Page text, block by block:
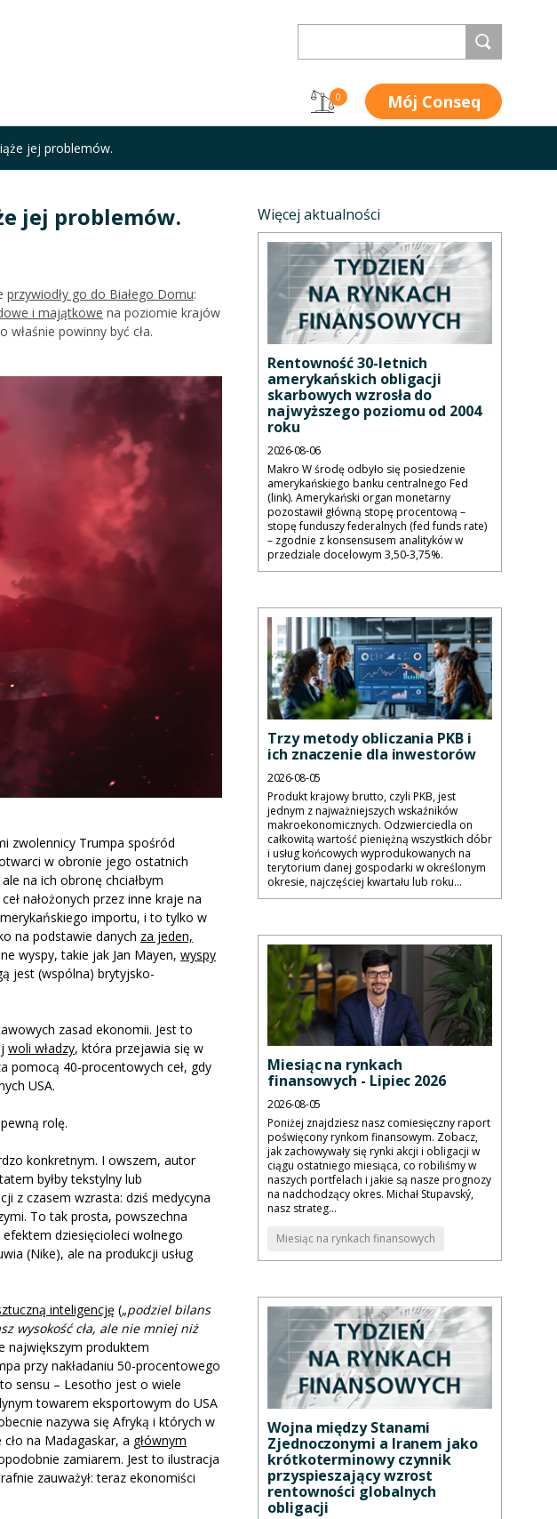
0 Mój Conseq
jej problemów.
jej problemów.
przywiodły go do Białego Domu:
i majątkowe na poziomie krajów
powinny być cła.
zwolennicy Trumpa spośród
w obronie jego ostatnich
ale na ich obronę chciałbym
nałożonych przez inne kraje na
importu, i to tylko w
na podstawie danych za jeden,
wyspy, takie jak Jan Mayen, wyspy
jest (wspólna) brytyjsko-
zasad ekonomii. Jest to
woli władzy, która przejawia się w
pomocą 40-procentowych ceł, gdy
USA.
rolę.
konkretnym. I owszem, autor
byłby tekstylny lub
z czasem wzrasta: dziś medycyna
To tak prosta, powszechna
dziesięcioleci wolnego
(Nike), ale na produkcji usług
inteligencję („podziel bilans
wysokość cła, ale nie mniej niż
największym produktem
przy nakładaniu 50-procentowego
sensu – Lesotho jest o wiele
towarem eksportowym do USA
nazywa się Afryką i których w
na Madagaskar, a głównym
zamiarem. Jest to ilustracja
zauważył: teraz ekonomiści
Więcej aktualności
Rentowność 30-letnich
amerykańskich obligacji
skarbowych wzrosła do
najwyższego poziomu od 2004
roku
2026-08-06
Makro W środę odbyło się posiedzenie
amerykańskiego banku centralnego Fed
(link). Amerykański organ monetarny
pozostawił główną stopę procentową –
stopę funduszy federalnych (fed funds rate)
– zgodnie z konsensusem analityków w
przedziale docelowym 3,50-3,75%.
Trzy metody obliczania PKB i
ich znaczenie dla inwestorów
2026-08-05
Produkt krajowy brutto, czyli PKB, jest
jednym z najważniejszych wskaźników
makroekonomicznych. Odzwierciedla on
całkowitą wartość pieniężną wszystkich dóbr
i usług końcowych wyprodukowanych na
terytorium danej gospodarki w określonym
okresie, najczęściej kwartału lub roku...
Miesiąc na rynkach
finansowych - Lipiec 2026
2026-08-05
Poniżej znajdziesz nasz comiesięczny raport
poświęcony rynkom finansowym. Zobacz,
jak zachowywały się rynki akcji i obligacji w
ciągu ostatniego miesiąca, co robiliśmy w
naszych portfelach i jakie są nasze prognozy
na nadchodzący okres. Michał Stupavský,
nasz strateg...
Miesiąc na rynkach finansowych
Wojna między Stanami
Zjednoczonymi a Iranem jako
krótkoterminowy czynnik
przyspieszający wzrost
rentowności globalnych
obligacji